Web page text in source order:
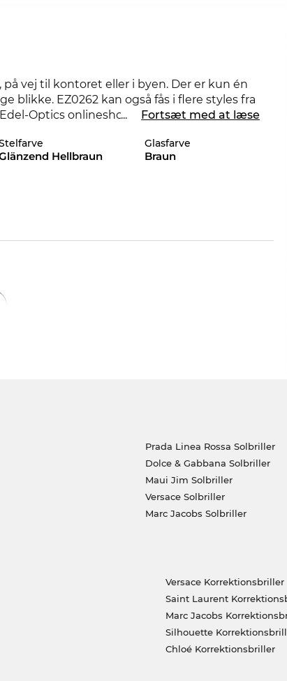
vej til kontoret eller i byen. Der er kun én
EZ0262 kan også fås i flere styles fra
Optics onlineshop.
mænd
. De kompromisløse linier sørger for et
sportsbriller. Formen er særlig velegnet til
... Fortsæt med at læse
Hellbraun
Glasfarve
Braun
Prada Linea Rossa Solbriller
Dolce & Gabbana Solbriller
Maui Jim Solbriller
Versace Solbriller
Marc Jacobs Solbriller
Versace Korrektionsbriller
Saint Laurent
Marc Jacobs
Silhouette
Chloé Korrektionsbriller